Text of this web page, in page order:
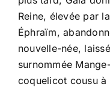
Reine, élevée par
Éphraïm,
nouvelle-née,
surnommée
coquelicot cousu à